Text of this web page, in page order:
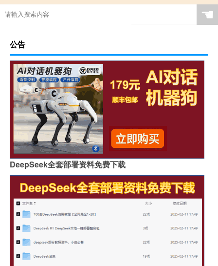
☚
公告
DeepSeek全套部署资料免费下载